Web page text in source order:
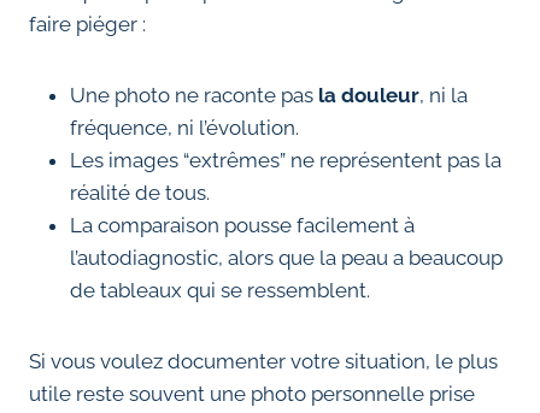
faire piéger :
Une photo ne raconte pas la douleur, ni la
fréquence, ni l’évolution.
Les images “extrêmes” ne représentent pas la
réalité de tous.
La comparaison pousse facilement à
l’autodiagnostic, alors que la peau a beaucoup
de tableaux qui se ressemblent.
Si vous voulez documenter votre situation, le plus
utile reste souvent une photo personnelle prise